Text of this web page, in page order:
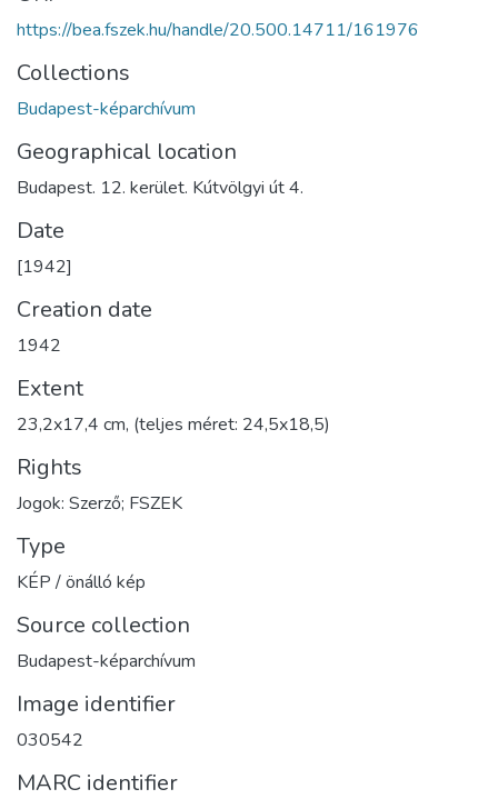
https://bea.fszek.hu/handle/20.500.14711/161976
Collections
Budapest-képarchívum
Geographical location
Budapest. 12. kerület. Kútvölgyi út 4.
Date
[1942]
Creation date
1942
Extent
23,2x17,4 cm, (teljes méret: 24,5x18,5)
Rights
Jogok: Szerző; FSZEK
Type
KÉP / önálló kép
Source collection
Budapest-képarchívum
Image identifier
030542
MARC identifier